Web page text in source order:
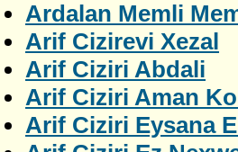
Ardalan Memli
Arif Cizirevi Xezal
Arif Ciziri Abdali
Arif Ciziri Aman
Arif Ciziri Eysana